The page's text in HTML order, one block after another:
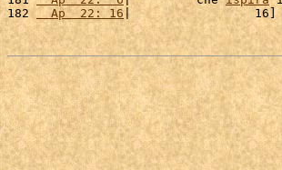
182
  Ap  22: 16
|                 16]